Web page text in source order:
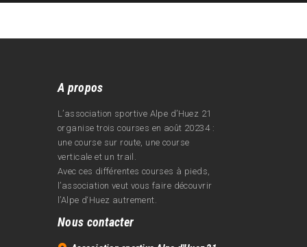
A propos
L’association sportive Alpe d’Huez 21
organise trois courses en août 20234 :
une course sur route, une course
verticale et un trail.
Avec ces différentes courses à pieds,
l’association veut vous faire découvrir
l’Alpe d‘Huez autrement.
Nous contacter